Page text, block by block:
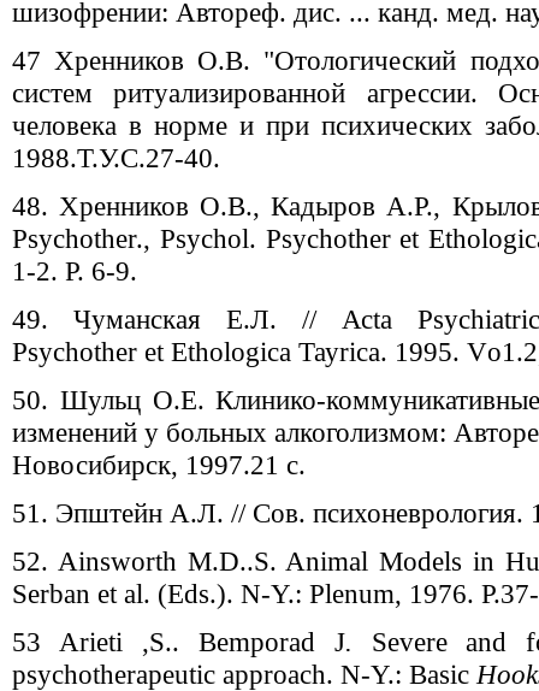
шизофрении: Автореф. дис. ... канд. мед.
47 Хренников О.В. "Отологический
систем ритуализированной агрессии.
человека в норме и при психических
1988.Т.У.С.27-40.
48. Хренников О.В., Кадыров А.Р.,
Рsychother., Рsychol. Psychother еt
1-2. Р. 6-9.
49. Чуманская Е.Л. // Асtа
Psychother еt Еthologica Тауriса. 1995.
50. Шульц О.Е. Клинико-
изменений у больных алкоголизмом:
Новосибирск, 1997.21 с.
51. Эпштейн А.Л. // Сов.
52. Ainsworth M.D..S. Animal Models in
Serban et al. (Eds.). N-Y.: Plenum, 1976.
53 Arieti ,S.. Bemporad J. Severe and
psychotherapeutic approach. N-Y.: Basic